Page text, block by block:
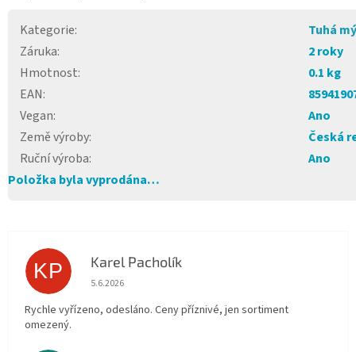
Kategorie:
Tuhá
Záruka:
2 roky
Hmotnost:
0.1 kg
EAN:
Vegan:
Ano
Země výroby:
Česká
Ruční výroba:
Ano
Položka byla vyprodána…
KP Karel Pacholík
Hodnocení obchodu je 4 z 5 hvězdiček.
5.6.2026
Rychle vyřízeno, odesláno. Ceny příznivé, jen sortiment
omezený.